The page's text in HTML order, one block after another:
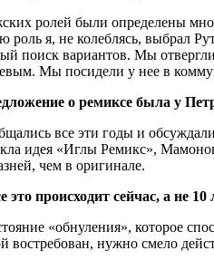
ролей были определены
я, не колеблясь, выбрал
поиск вариантов. Мы
Мы посидели у нее в
о ремиксе была у
все эти годы и
идея «Иглы Ремикс»,
чем в оригинале.
происходит сейчас, а не 10
«обнуления», которое
востребован, нужно смело